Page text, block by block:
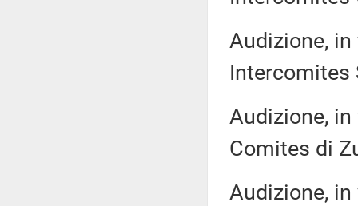
Audizione,
Intercomites
Audizione,
Comites di
Audizione,